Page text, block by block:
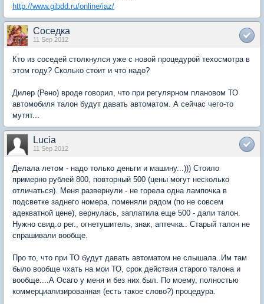
http://www.gibdd.ru/online/iaz/
Соседка
11 Sep 2012
Кто из соседей столкнулся уже с новой процедурой техосмотра в
этом году? Сколько стоит и что надо?
Дилер (Рено) вроде говорил, что при регулярном плановом ТО
автомобиля талон будут давать автоматом. А сейчас чего-то
мутят...
Lucia
11 Sep 2012
Делала летом - надо только деньги и машину...))) Стоило
примерно рублей 800, повторный 500 (цены могут несколько
отличаться). Меня развернули - не горела одна лампочка в
подсветке заднего номера, поменяли рядом (по не совсем
адекватной цене), вернулась, заплатила еще 500 - дали талон.
Нужно свид.о рег., огнетушитель, знак, аптечка.. Старый талон не
спрашивали вообще.
Про то, что при ТО будут давать автоматом не слышала..Им там
было вообще чхать на мои ТО, срок действия старого талона и
вообще....А Осаго у меня и без них был. По моему, полностью
коммерциализированная (есть такое слово?) процедура.